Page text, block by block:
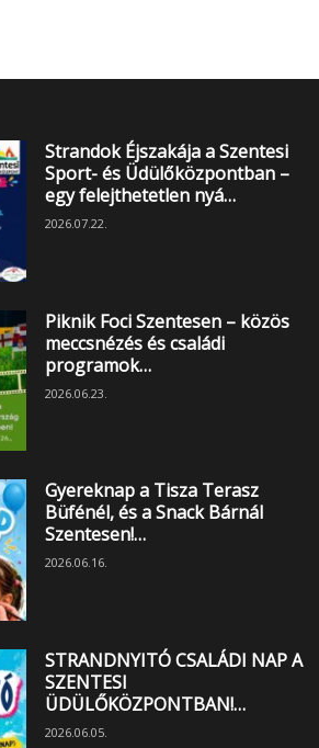
Strandok Éjszakája a Szentesi
Sport- és Üdülőközpontban –
egy felejthetetlen nyá…
2026.07.22.
Piknik Foci Szentesen – közös
meccsnézés és családi
programok…
2026.06.23.
Gyereknap a Tisza Terasz
Büfénél, és a Snack Bárnál
Szentesen!…
2026.06.16.
STRANDNYITÓ CSALÁDI NAP A
SZENTESI
ÜDÜLŐKÖZPONTBAN!…
2026.06.05.